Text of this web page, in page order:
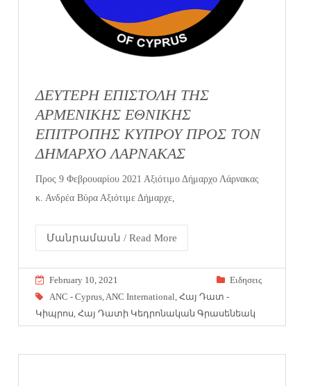
ΔΕΥΤΕΡΗ ΕΠΙΣΤΟΛΗ ΤΗΣ
ΑΡΜΕΝΙΚΗΣ ΕΘΝΙΚΗΣ
ΕΠΙΤΡΟΠΗΣ ΚΥΠΡΟΥ ΠΡΟΣ ΤΟΝ
ΔΗΜΑΡΧΟ ΛΑΡΝΑΚΑΣ
Προς 9 Φεβρουαρίου 2021 Αξιότιμο Δήμαρχο Λάρνακας
κ. Ανδρέα Βύρα Αξιότιμε Δήμαρχε,
Մանրամասն / Read More
February 10, 2021
Eιδησεις
ANC - Cyprus,ANC International,Հայ Դատ -
Կիպրոս,Հայ Դատի Կեդրոնական Գրասենեակ